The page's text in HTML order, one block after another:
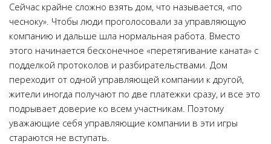
Сейчас крайне сложно взять дом, что называется, «по
чесноку». Чтобы люди проголосовали за управляющую
компанию и дальше шла нормальная работа. Вместо
этого начинается бесконечное «перетягивание каната» с
подделкой протоколов и разбирательствами. Дом
переходит от одной управляющей компании к другой,
жители иногда получают по две платежки сразу, и все это
подрывает доверие ко всем участникам. Поэтому
уважающие себя управляющие компании в эти игры
стараются не вступать.